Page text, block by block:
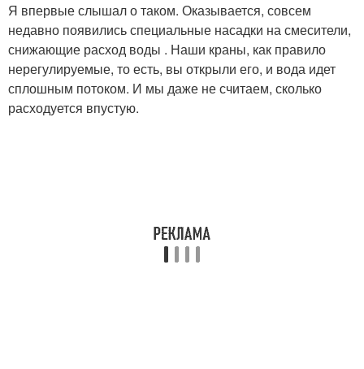
Я впервые слышал о таком. Оказывается, совсем
недавно появились специальные насадки на смесители,
снижающие расход воды . Наши краны, как правило
нерегулируемые, то есть, вы открыли его, и вода идет
сплошным потоком. И мы даже не считаем, сколько
расходуется впустую.